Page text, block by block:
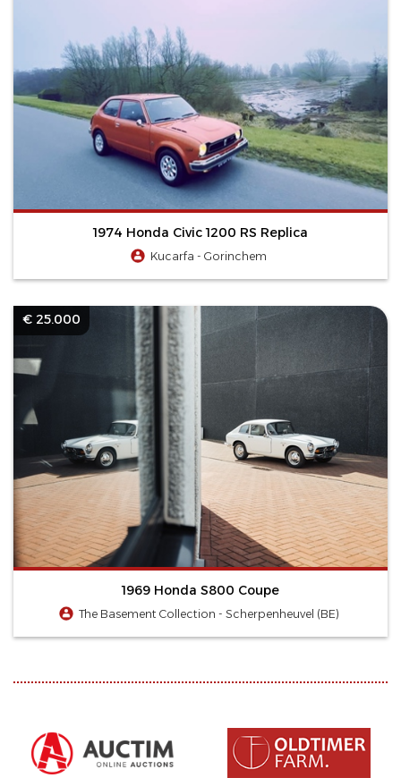
1974 Honda Civic 1200 RS Replica
Kucarfa - Gorinchem
€ 25.000
1969 Honda S800 Coupe
The Basement Collection - Scherpenheuvel (BE)